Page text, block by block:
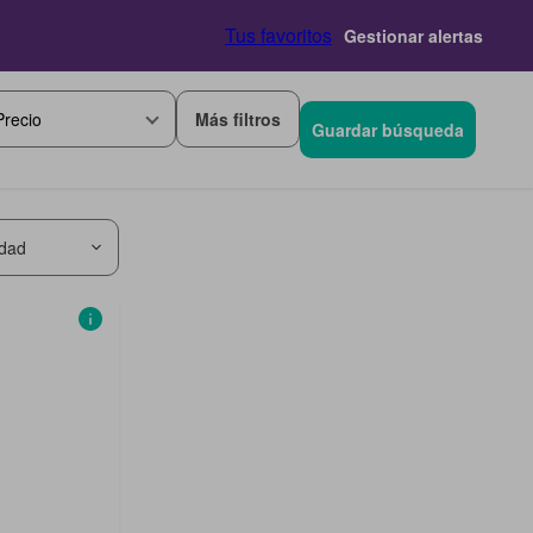
Tus favoritos Gestionar alertas
Más filtros Guardar búsqueda